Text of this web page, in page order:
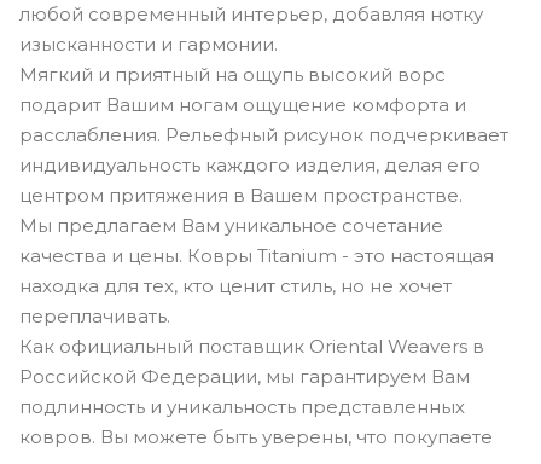
любой современный интерьер, добавляя нотку
изысканности и гармонии.
Мягкий и приятный на ощупь высокий ворс
подарит Вашим ногам ощущение комфорта и
расслабления. Рельефный рисунок подчеркивает
индивидуальность каждого изделия, делая его
центром притяжения в Вашем пространстве.
Мы предлагаем Вам уникальное сочетание
качества и цены. Ковры Titanium - это настоящая
находка для тех, кто ценит стиль, но не хочет
переплачивать.
Как официальный поставщик Oriental Weavers в
Российской Федерации, мы гарантируем Вам
подлинность и уникальность представленных
ковров. Вы можете быть уверены, что покупаете